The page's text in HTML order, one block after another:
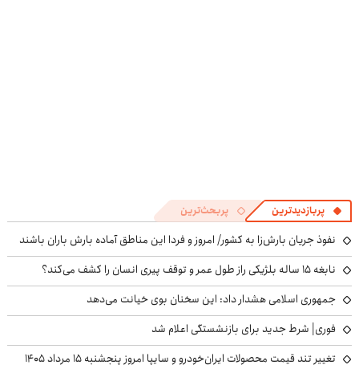
پربازدیدترین پربحث‌ترین
نفوذ جریان بارش‌زا به کشور/ امروز و فردا این مناطق آماده بارش باران باشند
نابغه ۱۵ ساله بلژیکی راز طول عمر و توقف پیری انسان را کشف می‌کند؟
جمهوری اسلامی هشدار داد: این سخنان بوی خیانت می‌دهد
فوری| شرط جدید برای بازنشستگی اعلام شد
تغییر تند قیمت محصولات ایران‌خودرو و سایپا امروز پنجشنبه ۱۵ مرداد ۱۴۰۵